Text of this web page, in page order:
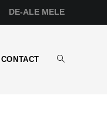
DE-ALE MELE
CONTACT